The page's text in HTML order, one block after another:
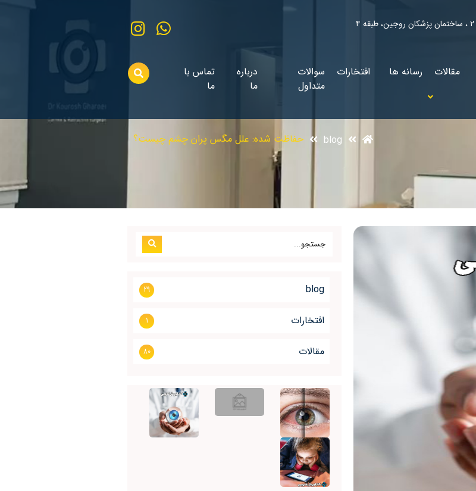
مقالات رسانه ها افتخارات
سوالات
متداول
درباره
ما
تماس با
ما
blog حفاظت شده: علل مگس پران چشم چیست؟
blog
29
افتخارات 1
مقالات 80